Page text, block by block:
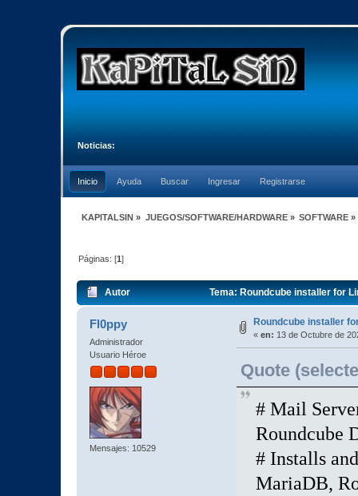
Noticias:
Inicio Ayuda Buscar Ingresar Registrarse
KAPITALSIN » JUEGOS/SOFTWARE/HARDWARE» SOFTWARE»
Páginas: [1]
Autor Tema: Roundcube installer for
Fl0ppy
Administrador
Usuario Héroe
Mensajes: 10529
Roundcube installer
« en: 13 de Octubre de
Quote
# Mail
Roundcube
# Installs
MariaDB,